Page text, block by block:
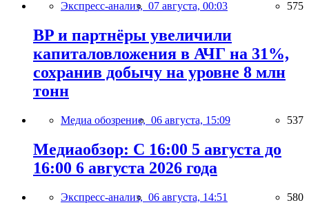
Экспресс-анализ, 07 августа, 00:03 575
BP и партнёры увеличили
капиталовложения в АЧГ на 31%,
сохранив добычу на уровне 8 млн
тонн
Медиа обозрение, 06 августа, 15:09 537
Медиаобзор: С 16:00 5 августа до
16:00 6 августа 2026 года
Экспресс-анализ, 06 августа, 14:51 580